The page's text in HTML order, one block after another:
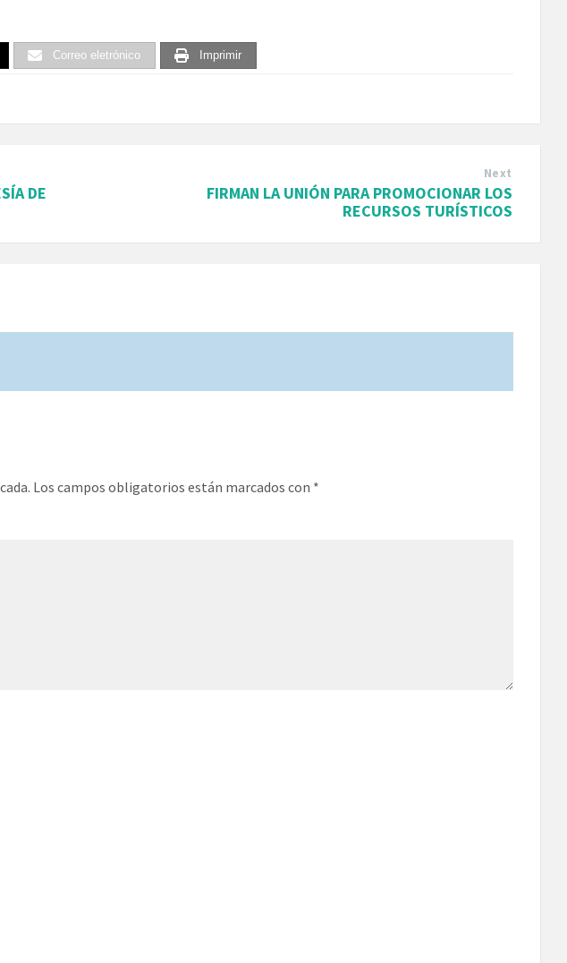
Correo eletrónico Imprimir
DE
Next
FIRMAN LA UNIÓN PARA PROMOCIONAR LOS
RECURSOS TURÍSTICOS
Los campos obligatorios están marcados con *